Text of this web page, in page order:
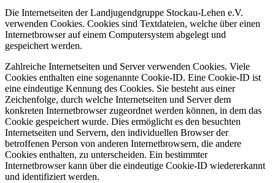
Die Internetseiten der Landjugendgruppe Stockau-Lehen e.V.
verwenden Cookies. Cookies sind Textdateien, welche über einen
Internetbrowser auf einem Computersystem abgelegt und
gespeichert werden.
Zahlreiche Internetseiten und Server verwenden Cookies. Viele
Cookies enthalten eine sogenannte Cookie-ID. Eine Cookie-ID ist
eine eindeutige Kennung des Cookies. Sie besteht aus einer
Zeichenfolge, durch welche Internetseiten und Server dem
konkreten Internetbrowser zugeordnet werden können, in dem das
Cookie gespeichert wurde. Dies ermöglicht es den besuchten
Internetseiten und Servern, den individuellen Browser der
betroffenen Person von anderen Internetbrowsern, die andere
Cookies enthalten, zu unterscheiden. Ein bestimmter
Internetbrowser kann über die eindeutige Cookie-ID wiedererkannt
und identifiziert werden.